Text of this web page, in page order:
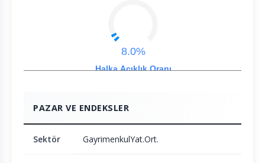
Halka Açıklık Oranı
8.0%
PAZAR VE ENDEKSLER
Sektör GayrimenkulYat.Ort.